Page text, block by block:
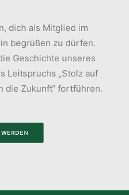
dich als Mitglied im
begrüßen zu dürfen.
Geschichte unseres
Leitspruchs „Stolz auf
die Zukunft“ fortführen.